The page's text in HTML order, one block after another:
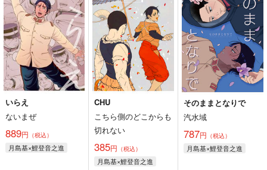
いらえ
ないまぜ
889円 （税込）
月島基×鯉登音之進
CHU
こちら側のどこからも
切れない
385円 （税込）
月島基×鯉登音之進
そのままとなりで
汽水域
787円 （税込）
月島基×鯉登音之進